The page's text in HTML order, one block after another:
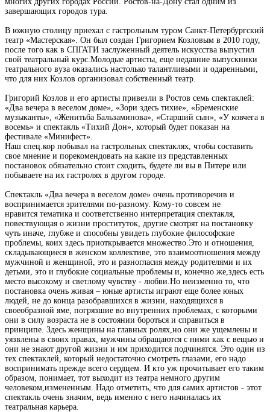
завершающих городов тура.
В южную столицу приехал с гастрольным туром Санкт-Петербургский
театр «Мастерская». Он был создан Григорием Козловым в 2010 году,
после того как в СПГАТИ заслуженный деятель искусства выпустил
свой театральный курс.Молодые артисты, еще недавние выпускники
театрального вуза оказались настолько талантливыми и одаренными,
что для них Козлов организовал собственный театр.
Григорий Козлов и его артисты привезли в Ростов семь спектаклей:
«Два вечера в веселом доме», «Зори здесь тихие», «Бременские
музыканты», «Женитьба Бальзаминова», «Старший сын», «У ковчега в
восемь» и спектакль «Тихий Дон», который будет показан на
фестивале «Минифест».
Наш спец.кор побывал на гастрольных спектаклях, чтобы составить
свое мнение и порекомендовать на какие из представленных
постановок обязательно стоит сходить, будете ли вы в Питере или
побываете на их гастролях в другом городе.
Спектакль «Два вечера в веселом доме» очень противоречив и
воспринимается зрителями по-разному. Кому-то совсем не
нравится тематика и соответственно интерпретация спектакля,
повествующая о жизни проституток, другие смотрят на постановку
чуть иначе, глубже и способны увидеть глубокие философские
проблемы, коих здесь приоткрывается множество.Это и отношения,
складывающиеся в женском коллективе, это взаимоотношения между
мужчиной и женщиной, это и разногласия между родителями и их
детьми, это и глубокие социальные проблемы и, конечно же,здесь есть
место высокому и светлому чувству - любви.Но неизменно то, что
постановка очень живая – юные артисты играют еще более юных
людей, не до конца разобравшихся в жизни, находящихся в
своеобразной яме, погрязшие во внутренних проблемах, с которыми
они в силу возраста не в состоянии бороться и справиться в
принципе. Здесь женщины на главных ролях,но они же ущемлены и
уязвлены в своих правах, мужчины обращаются с ними как с вещью и
они не знают другой жизни и им приходится подчинятся. Это один из
тех спектаклей, который недостаточно смотреть глазами, его надо
воспринимать прежде всего сердцем. И кто уж прочитывает его таким
образом, понимает, тот выходит из театра немного другим
человеком,измененным. Надо отметить, что для самих артистов - этот
спектакль очень значим, ведь именно с него начиналась их
театральная карьера.